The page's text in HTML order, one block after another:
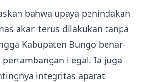
bahwa upaya penindakan
akan terus dilakukan tanpa
Kabupaten Bungo benar-
pertambangan ilegal. Ia juga
integritas aparat